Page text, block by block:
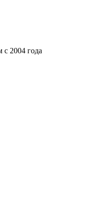
с 2004 года